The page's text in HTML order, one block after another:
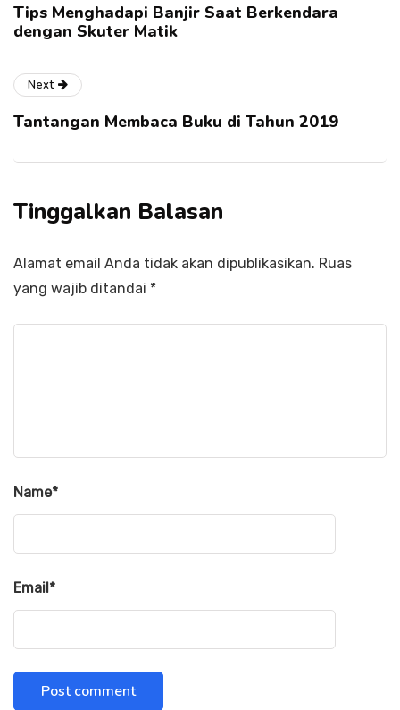
Tips Menghadapi Banjir Saat Berkendara
dengan Skuter Matik
Next
Tantangan Membaca Buku di Tahun 2019
Tinggalkan Balasan
Alamat email Anda tidak akan dipublikasikan. Ruas
yang wajib ditandai *
Name*
Email*